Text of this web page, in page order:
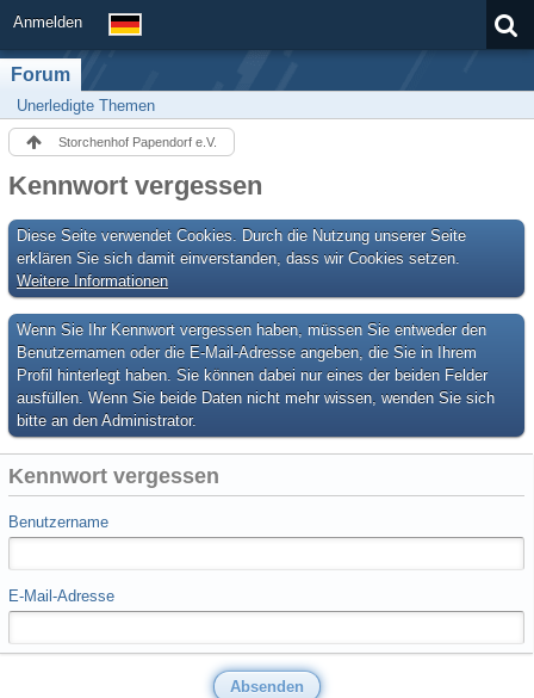
Anmelden
Forum
Unerledigte Themen
Storchenhof Papendorf e.V.
Kennwort vergessen
Diese Seite verwendet Cookies. Durch die Nutzung unserer Seite
erklären Sie sich damit einverstanden, dass wir Cookies setzen.
Weitere Informationen
Wenn Sie Ihr Kennwort vergessen haben, müssen Sie entweder den
Benutzernamen oder die E-Mail-Adresse angeben, die Sie in Ihrem
Profil hinterlegt haben. Sie können dabei nur eines der beiden Felder
ausfüllen. Wenn Sie beide Daten nicht mehr wissen, wenden Sie sich
bitte an den Administrator.
Kennwort vergessen
Benutzername
E-Mail-Adresse